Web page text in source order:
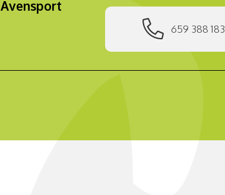
Avensport
659 388 183